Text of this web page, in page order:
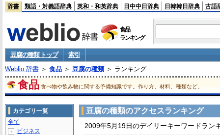
辞書 類語・対義語辞典 英和・和英辞典 日中中日辞典 日韓韓日辞典 古語
食品
ランキング
豆腐の種類 トップ
索引
Weblio 辞書＞ 食品＞ 豆腐の種類＞ ランキング
食品 食べ物や飲み物に関する予備知識です。作り方、材料、種類など。
豆腐の種類のアクセスランキング
2009年5月19日のデイリーキーワードラン
カテゴリ一覧
全て
＋ ビジネス